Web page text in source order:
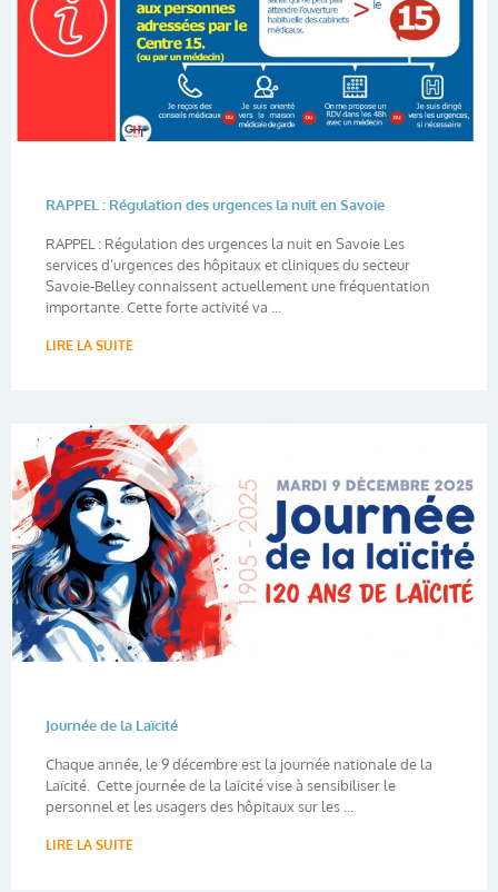
RAPPEL : Régulation des urgences la nuit en Savoie
RAPPEL : Régulation des urgences la nuit en Savoie Les
services d’urgences des hôpitaux et cliniques du secteur
Savoie-Belley connaissent actuellement une fréquentation
importante. Cette forte activité va ...
LIRE LA SUITE
Journée de la Laïcité
Chaque année, le 9 décembre est la journée nationale de la
Laïcité. Cette journée de la laïcité vise à sensibiliser le
personnel et les usagers des hôpitaux sur les ...
LIRE LA SUITE